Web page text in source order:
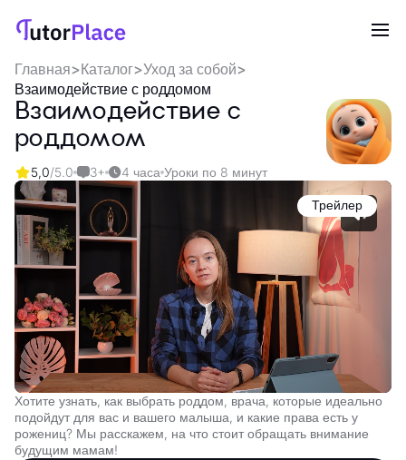
Главная>Каталог>Уход за собой>
Взаимодействие с роддомом
Взаимодействие с
роддомом
5,0/5.0 3+ 4 часа Уроки по 8 минут
Трейлер
Хотите узнать, как выбрать роддом, врача, которые идеально
подойдут для вас и вашего малыша, и какие права есть у
рожениц? Мы расскажем, на что стоит обращать внимание
будущим мамам!